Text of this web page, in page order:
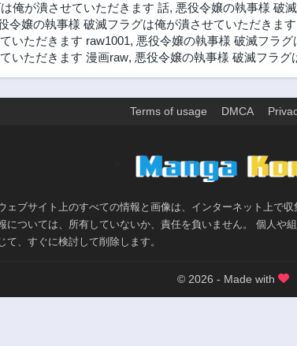
俺が潰させていただきます 話, 悪役令嬢の執事様 破
令嬢の執事様 破滅フラグは俺が潰させていただきま
いただきます raw1001, 悪役令嬢の執事様 破滅フラ
いただきます 漫画raw, 悪役令嬢の執事様 破滅フラ
Terms of usage DMCA
ェブサイト上のすべての情報と画像は、インターネット上で
については、所有していないか、責任を負いません。 個人や
じて、すぐに検討して削除します。
© 2026 - Made with